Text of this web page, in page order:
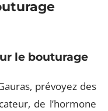
le bouturage
prévoyez des
de l’hormone